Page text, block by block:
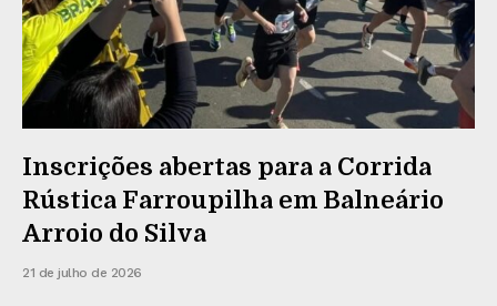
Inscrições abertas para a Corrida
Rústica Farroupilha em Balneário
Arroio do Silva
21 de julho de 2026